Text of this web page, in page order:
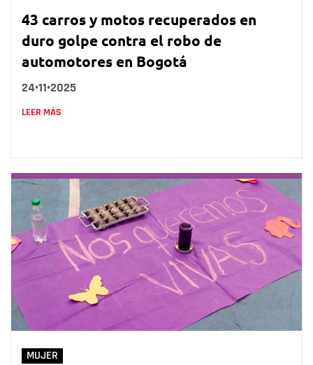
43 carros y motos recuperados en
duro golpe contra el robo de
automotores en Bogotá
24•11•2025
LEER MÁS
MUJER